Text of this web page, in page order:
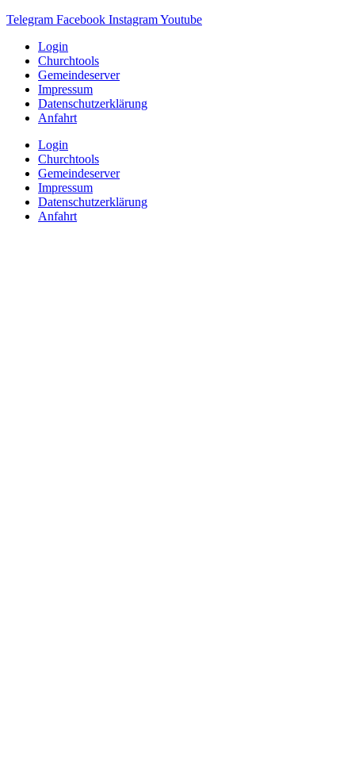
Telegram Facebook InstagramYoutube
Login
Churchtools
Gemeindeserver
Impressum
Datenschutzerklärung
Anfahrt
Login
Churchtools
Gemeindeserver
Impressum
Datenschutzerklärung
Anfahrt